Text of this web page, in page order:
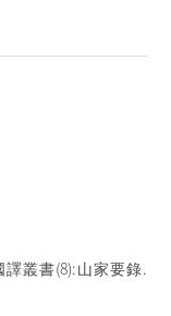
譯叢書(8):山家要錄.